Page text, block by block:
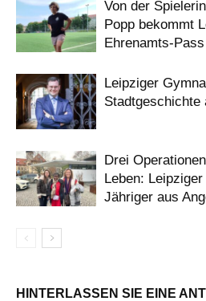
Von der
Popp bekommt
Ehrenamts-Pass
Leipziger
Stadtgeschichte
Drei
Leben:
Jähriger aus
HINTERLASSEN SIE EINE